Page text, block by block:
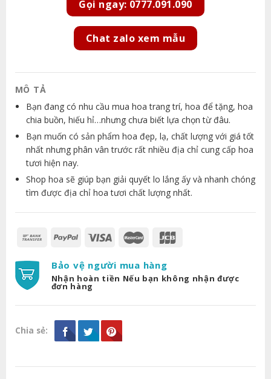
Gọi ngay: 0777.091.090
Chat zalo xem mẫu
MÔ TẢ
Bạn đang có nhu cầu mua hoa trang trí, hoa để tặng, hoa
chia buồn, hiếu hỉ…nhưng chưa biết lựa chọn từ đâu.
Bạn muốn có sản phẩm hoa đẹp, lạ, chất lượng với giá tốt
nhất nhưng phân vân trước rất nhiều địa chỉ cung cấp hoa
tươi hiện nay.
Shop hoa sẽ giúp bạn giải quyết lo lắng ấy và nhanh chóng
tìm được địa chỉ hoa tươi chất lượng nhất.
Bảo vệ người mua hàng
Nhận hoàn tiền Nếu bạn không nhận được
đơn hàng
Chia sẻ: